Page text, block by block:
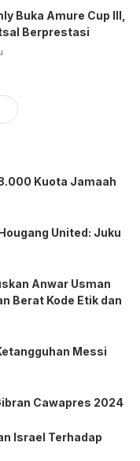
Buka Amure Cup III,
Berprestasi
Kuota Jamaah
United: Juku
Anwar Usman
Berat Kode Etik dan
Messi
Cawapres 2024
Israel Terhadap